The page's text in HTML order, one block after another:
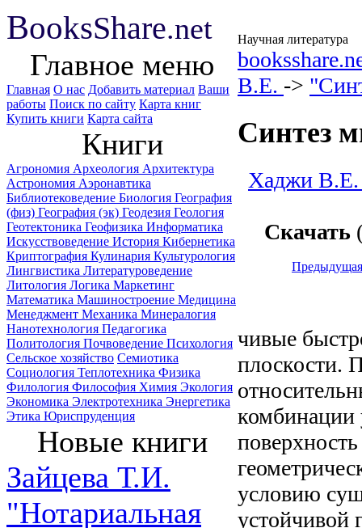
BooksShare.net Научная литература
Главное меню
Главная О нас Добавить материал Ваши
работы Поиск по сайту Карта книг
Купить книги Карта сайта
Книги
Агрономия Археология Архитектура
Астрономия Аэронавтика
Библиотековедение Биология География
(физ) География (эк) Геодезия Геология
Геотектоника Геофизика Информатика
Искусствоведение История Кибернетика
Криптография Кулинария Культурология
Лингвистика Литературоведение
Литология Логика Маркетинг
Математика Машиностроение Медицина
Менеджмент Механика Минералогия
Нанотехнология Педагогика
Политология Почвоведение Психология
Сельское хозяйство Семиотика
Социология Теплотехника Физика
Филология Философия Химия Экология
Экономика Электротехника Энергетика
Этика Юриспруденция
Новые книги
Зайцева Т.И.
"Нотариальная
В.Е. ->
Синтез
Хаджи В.Е.
Скачать
Предыдущая
чивые
плоскости.
комбинации
условию
устойчивой